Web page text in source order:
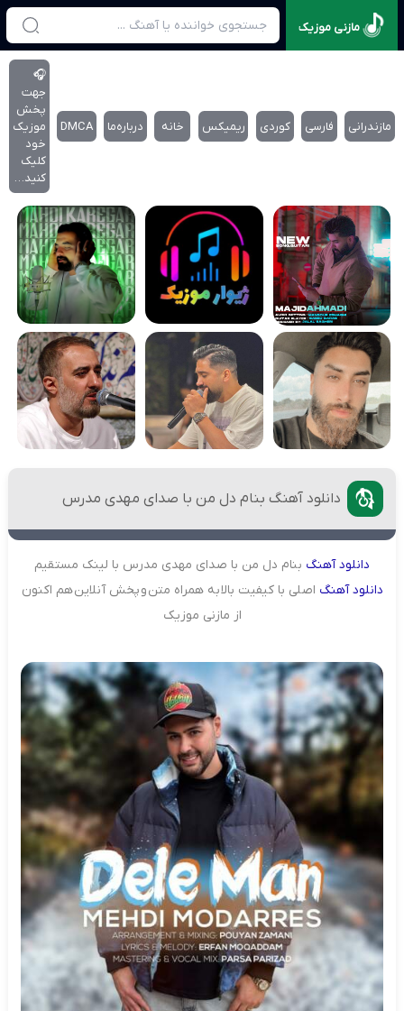
مازنی موزیک
مازندرانی فارسی کوردی ریمیکس خانه درباره‌‌ما DMCA
🎧
جهت
پخش
موزیک
خود
کلیک
کنید…
دانلود آهنگ بنام دل من با صدای مهدی مدرس
دانلودآهنگ بنام دل من با صدای مهدی مدرس با لینک مستقیم
دانلودآهنگ اصلی با کیفیت بالا به همراه متن و پخش آنلاین هم اکنون
از مازنی موزیک